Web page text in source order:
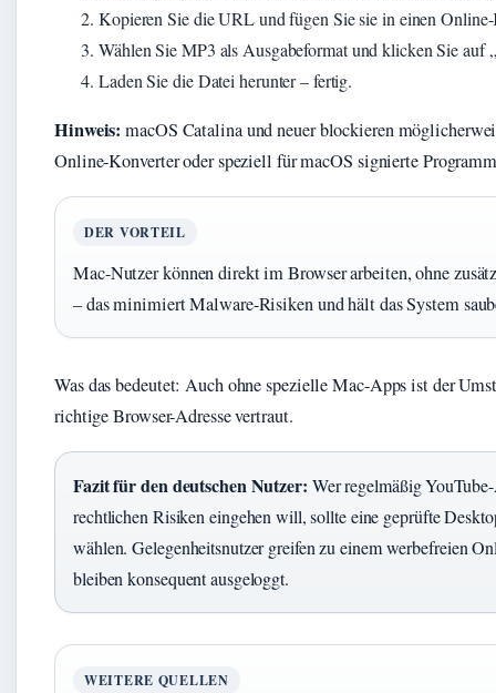
Kopieren Sie die URL und fügen Sie sie in einen
Wählen Sie MP3 als Ausgabeformat und klicken Sie auf
Laden Sie die Datei herunter – fertig.
Hinweis: macOS Catalina und neuer blockieren
Online-Konverter oder speziell für macOS signierte
DER VORTEIL
Mac-Nutzer können direkt im Browser arbeiten, ohne
– das minimiert Malware-Risiken und hält das System
Was das bedeutet: Auch ohne spezielle Mac-Apps ist der
richtige Browser-Adresse vertraut.
Fazit für den deutschen Nutzer: Wer regelmäßig
rechtlichen Risiken eingehen will, sollte eine geprüfte
wählen. Gelegenheitsnutzer greifen zu einem werbefreien
bleiben konsequent ausgeloggt.
WEITERE QUELLEN